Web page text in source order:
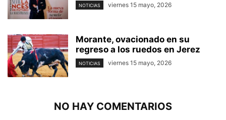
NOTICIAS viernes 15 mayo, 2026
Morante, ovacionado en su
regreso a los ruedos en Jerez
NOTICIAS viernes 15 mayo, 2026
NO HAY COMENTARIOS